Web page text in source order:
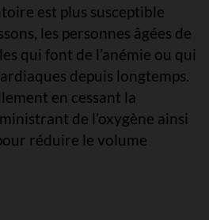
est plus susceptible
les personnes âgées de
qui font de l’anémie ou qui
depuis longtemps.
en cessant la
de l’oxygène ainsi
réduire le volume